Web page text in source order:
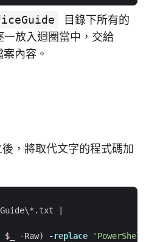
目錄下所有的
一放入迴圈當中，交給
內容。
，將取代文字的程式碼加
\*. txt
$_ -Raw) -replace